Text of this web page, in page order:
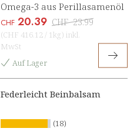
Omega-3 aus Perillasamenöl
CHF 20.39 CHF 23.99
(CHF 416.12 / 1kg) inkl.
MwSt
Auf Lager
Federleicht Beinbalsam
(18)